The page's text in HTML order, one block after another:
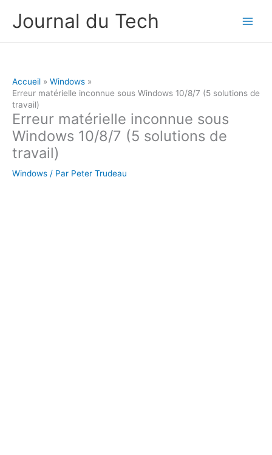
Journal du Tech
Accueil
Windows
Erreur matérielle inconnue sous Windows 10/8/7 (5 solutions de
travail)
Erreur matérielle inconnue sous
Windows 10/8/7 (5 solutions de
travail)
Windows / Par Peter Trudeau